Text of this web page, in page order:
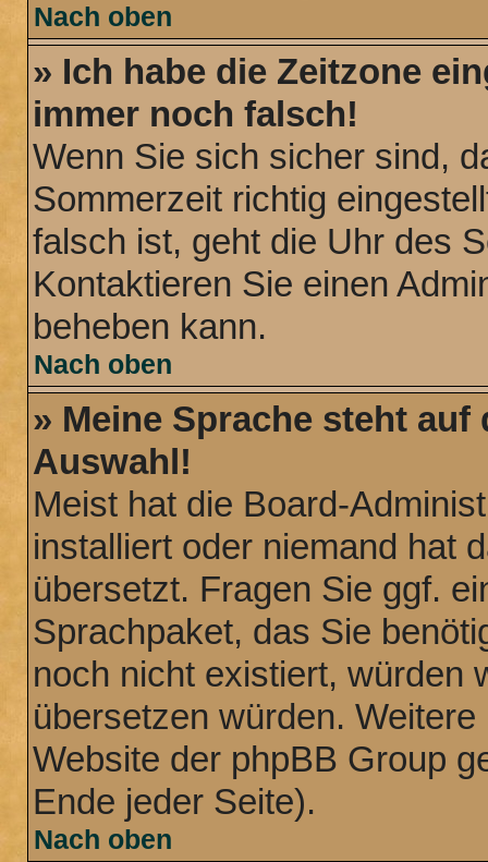
Nach oben
» Ich habe die Zeitzone
immer noch falsch!
Wenn Sie sich sicher sind,
Sommerzeit richtig
falsch ist, geht die Uhr des
Kontaktieren Sie einen
beheben kann.
Nach oben
» Meine Sprache steht
Auswahl!
Meist hat die Board-
installiert oder niemand hat
übersetzt. Fragen Sie ggf.
Sprachpaket, das Sie
noch nicht existiert, würden
übersetzen würden.
Website der phpBB Group
Ende jeder Seite).
Nach oben